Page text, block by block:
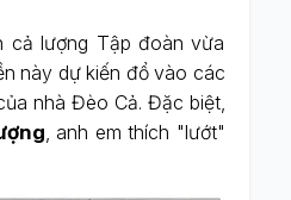
cả lượng Tập đoàn vừa
này dự kiến đổ vào các
nhà Đèo Cả. Đặc biệt,
, anh em thích "lướt"